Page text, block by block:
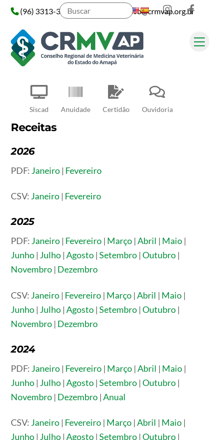
Skip
content
Siscad Anuidade Certidão Ouvidoria
Instagram
(96) 3313-3313
administrativo@crmvap.org.br
Pesquisar
Receitas
2026
PDF: Janeiro | Fevereiro
CSV: Janeiro | Fevereiro
2025
PDF: Janeiro | Fevereiro | Março |Abril | Maio |
Junho | Julho |Agosto |Setembro |Outubro |
Novembro | Dezembro
CSV: Janeiro | Fevereiro | Março |Abril | Maio |
Junho | Julho |Agosto |Setembro |Outubro |
Novembro | Dezembro
2024
PDF: Janeiro | Fevereiro | Março |Abril | Maio |
Junho | Julho |Agosto |Setembro |Outubro |
Novembro | Dezembro |Anual
CSV: Janeiro | Fevereiro | Março |Abril | Maio |
Junho | Julho |Agosto |Setembro |Outubro |